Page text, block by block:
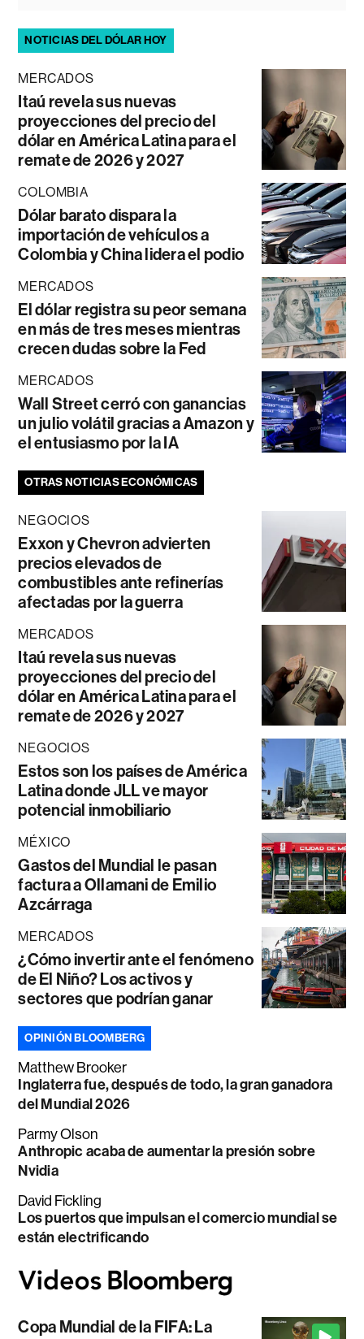
NOTICIAS DEL DÓLAR HOY
MERCADOS
Itaú revela sus nuevas
proyecciones del precio del
dólar en América Latina para el
remate de 2026 y 2027
COLOMBIA
Dólar barato dispara la
importación de vehículos a
Colombia y China lidera el podio
MERCADOS
El dólar registra su peor semana
en más de tres meses mientras
crecen dudas sobre la Fed
MERCADOS
Wall Street cerró con ganancias
un julio volátil gracias a Amazon y
el entusiasmo por la IA
OTRAS NOTICIAS ECONÓMICAS
NEGOCIOS
Exxon y Chevron advierten
precios elevados de
combustibles ante refinerías
afectadas por la guerra
MERCADOS
Itaú revela sus nuevas
proyecciones del precio del
dólar en América Latina para el
remate de 2026 y 2027
NEGOCIOS
Estos son los países de América
Latina donde JLL ve mayor
potencial inmobiliario
MÉXICO
Gastos del Mundial le pasan
factura a Ollamani de Emilio
Azcárraga
MERCADOS
¿Cómo invertir ante el fenómeno
de El Niño? Los activos y
sectores que podrían ganar
OPINIÓN BLOOMBERG
Matthew Brooker
Inglaterra fue, después de todo, la gran ganadora
del Mundial 2026
Parmy Olson
Anthropic acaba de aumentar la presión sobre
Nvidia
David Fickling
Los puertos que impulsan el comercio mundial se
están electrificando
Copa Mundial de la FIFA: La